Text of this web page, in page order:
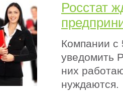
Росстат
Компании с
уведомить
них
нуждаются.